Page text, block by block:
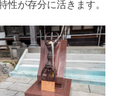
性が存分に活きます。